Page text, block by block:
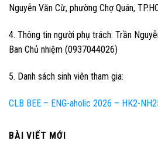
Nguyễn Văn Cừ, phường Chợ Quán,
4. Thông tin người phụ trách: Trần
Ban Chủ nhiệm (0937044026)
5. Danh sách sinh viên tham gia:
CLB BEE – ENG-aholic 2026 – HK2-
BÀI VIẾT MỚI